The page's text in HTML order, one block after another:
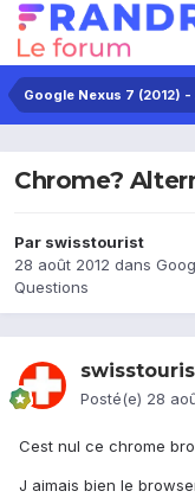
Google Nexus 7 (2012)
Chrome?
Par swisstourist
28 août 2012 dans
Questions
Posté(e) 28
Cest nul ce chrome
J aimais bien le